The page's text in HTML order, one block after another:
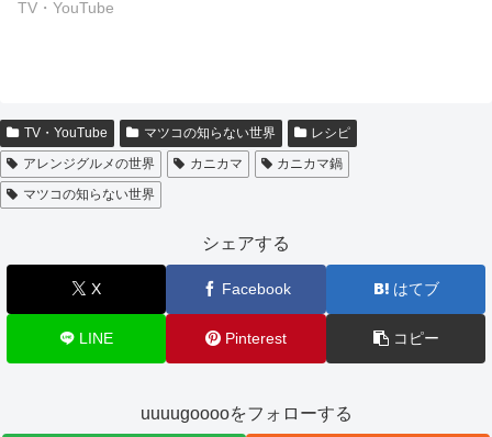
TV・YouTube
TV・YouTube マツコの知らない世界
レシピ
アレンジグルメの世界
カニカマ
カニカマ鍋
マツコの知らない世界
シェアする
X Facebook はてブ
LINE Pinterest コピー
uuuugooooをフォローする